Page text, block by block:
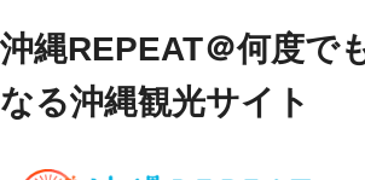
沖縄REPEAT＠何度で
なる沖縄観光サイト